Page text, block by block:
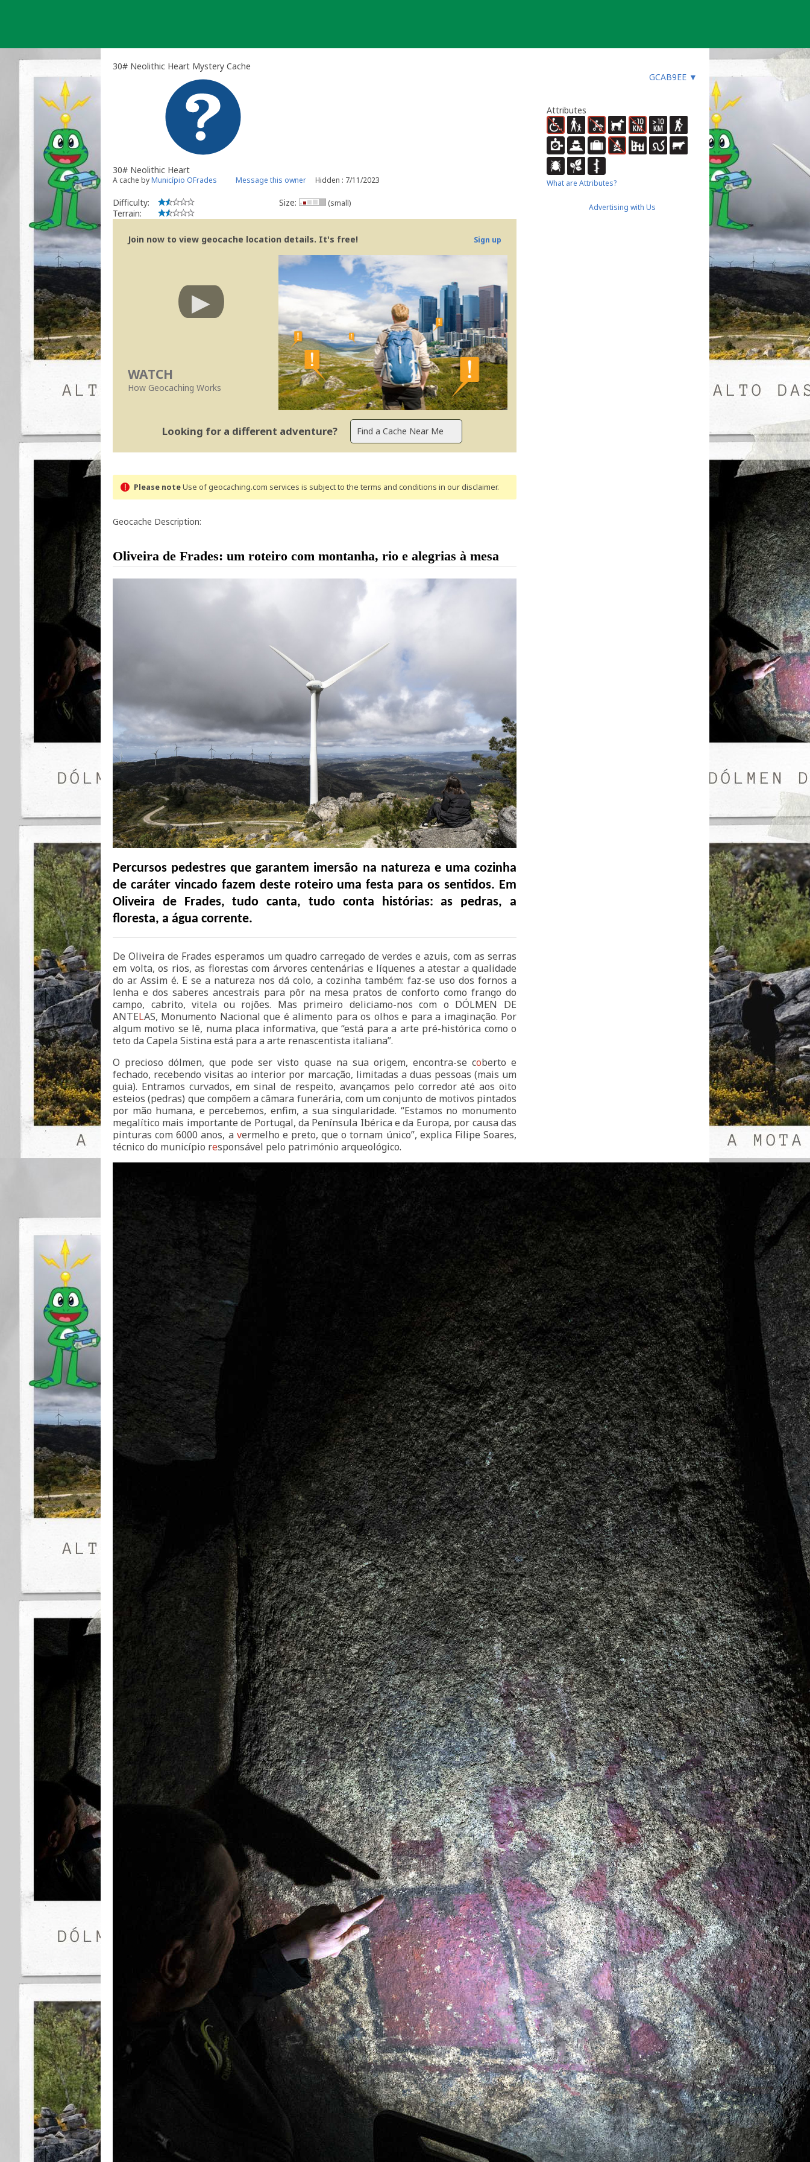
30# Neolithic Heart Mystery Cache
GCAB9EE ▼
30# Neolithic Heart
A cache byMunicípio OFrades Message this owner Hidden : 7/11/2023
Difficulty:
Terrain:
Size: (small)
Join now to view geocache location details. It's free! Sign up
WATCH
How Geocaching Works
Looking for a different adventure?
Please noteUse of geocaching.com services is subject to the terms and conditions in our disclaimer.
Geocache Description:
Oliveira de Frades: um roteiro com montanha, rio e alegrias à mesa
Percursos pedestres que garantem imersão na natureza e uma cozinha
de caráter vincado fazem deste roteiro uma festa para os sentidos. Em
Oliveira de Frades, tudo canta, tudo conta histórias: as pedras, a
floresta, a água corrente.
De Oliveira de Frades esperamos um quadro carregado de verdes e azuis, com as serras
em volta, os rios, as florestas com árvores centenárias e líquenes a atestar a qualidade
do ar. Assim é. E se a natureza nos dá colo, a cozinha também: faz-se uso dos fornos a
lenha e dos saberes ancestrais para pôr na mesa pratos de conforto como frango do
campo, cabrito, vitela ou rojões. Mas primeiro deliciamo-nos com o DÓLMEN DE
ANTELAS, Monumento Nacional que é alimento para os olhos e para a imaginação. Por
algum motivo se lê, numa placa informativa, que “está para a arte pré-histórica como o
teto da Capela Sistina está para a arte renascentista italiana”.
O precioso dólmen, que pode ser visto quase na sua origem, encontra-se coberto e
fechado, recebendo visitas ao interior por marcação, limitadas a duas pessoas (mais um
guia). Entramos curvados, em sinal de respeito, avançamos pelo corredor até aos oito
esteios (pedras) que compõem a câmara funerária, com um conjunto de motivos pintados
por mão humana, e percebemos, enfim, a sua singularidade. “Estamos no monumento
megalítico mais importante de Portugal, da Península Ibérica e da Europa, por causa das
pinturas com 6000 anos, a vermelho e preto, que o tornam único”, explica Filipe Soares,
técnico do município responsável pelo património arqueológico.
Attributes
What are Attributes?
Advertising with Us